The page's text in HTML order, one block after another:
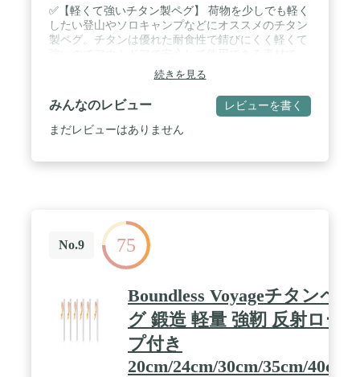
✅【軽くて強いチタン製ペグ】 荷物を少しでも軽く
したい登山やソロキャンプなどにオススメのチタン
製ペグ。チタンは優れた耐食性で錆びにくく軽くて
す。 / ✅【打ちやすい大きなヘッド】 フックがヘッ
ドの先端の位置にきており、ヘッド部分の面積が大
きいのでハンマーがしっかり当たり、力が伝わりや
すい構造になっています。 ✅【ペグを通して簡単に
引き抜ける】 ヘッドの穴にペグを通すことができる
は30cmとタープの設営に向いた長さです。 / ✅【商
品詳細】 ■サイズ：(約)2.4cm×30cm ※直径0.8cm■重
量：(約)68g ※1本あたり■材質：チタン■セット本
数：8本■※商品は、モニターによって色合いが異な
って見える場合があります。 また、仕様・デザイン
は改良のため予告なく変更することがあります。 /
[こんな商品をお探しの方に] ペグ ステーク 杭 アン
カー フック テントペグ タープペグ ペグ固定 ペグ
セット テント設営 キャンプ設営 タープ設営 チタン
続きを見る
みんなのレビュー レビューを書く
まだレビューはありません
No.9 75
Boundless Voyageチタンペ
グ 鍛造 軽量 強靭 反射ロー
プ付き
20cm/24cm/30cm/35cm/40cm